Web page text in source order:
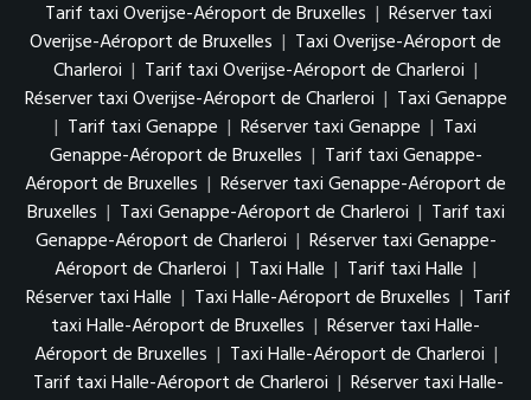
Tarif taxi Overijse-Aéroport de Bruxelles | Réserver taxi
Overijse-Aéroport de Bruxelles | Taxi Overijse-Aéroport de
Charleroi | Tarif taxi Overijse-Aéroport de Charleroi |
Réserver taxi Overijse-Aéroport de Charleroi | Taxi Genappe
| Tarif taxi Genappe | Réserver taxi Genappe | Taxi
Genappe-Aéroport de Bruxelles | Tarif taxi Genappe-
Aéroport de Bruxelles | Réserver taxi Genappe-Aéroport de
Bruxelles | Taxi Genappe-Aéroport de Charleroi | Tarif taxi
Genappe-Aéroport de Charleroi | Réserver taxi Genappe-
Aéroport de Charleroi | Taxi Halle | Tarif taxi Halle |
Réserver taxi Halle | Taxi Halle-Aéroport de Bruxelles | Tarif
taxi Halle-Aéroport de Bruxelles | Réserver taxi Halle-
Aéroport de Bruxelles | Taxi Halle-Aéroport de Charleroi |
Tarif taxi Halle-Aéroport de Charleroi | Réserver taxi Halle-